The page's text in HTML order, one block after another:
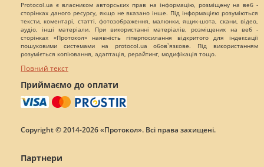
Protocol.ua є власником авторських прав на інформацію, розміщену на веб -
сторінках даного ресурсу, якщо не вказано інше. Під інформацією розуміються
тексти, коментарі, статті, фотозображення, малюнки, ящик-шота, скани, відео,
аудіо, інші матеріали. При використанні матеріалів, розміщених на веб -
сторінках «Протокол» наявність гіперпосилання відкритого для індексації
пошуковими системами на protocol.ua обов`язкове. Під використанням
розуміється копіювання, адаптація, рерайтинг, модифікація тощо.
Повний текст
Приймаємо до оплати
Copyright © 2014-2026 «Протокол». Всі права захищені.
Партнери